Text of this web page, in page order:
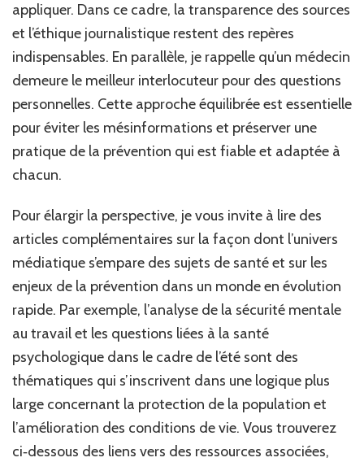
appliquer. Dans ce cadre, la transparence des sources
et l’éthique journalistique restent des repères
indispensables. En parallèle, je rappelle qu’un médecin
demeure le meilleur interlocuteur pour des questions
personnelles. Cette approche équilibrée est essentielle
pour éviter les mésinformations et préserver une
pratique de la prévention qui est fiable et adaptée à
chacun.
Pour élargir la perspective, je vous invite à lire des
articles complémentaires sur la façon dont l’univers
médiatique s’empare des sujets de santé et sur les
enjeux de la prévention dans un monde en évolution
rapide. Par exemple, l’analyse de la sécurité mentale
au travail et les questions liées à la santé
psychologique dans le cadre de l’été sont des
thématiques qui s’inscrivent dans une logique plus
large concernant la protection de la population et
l’amélioration des conditions de vie. Vous trouverez
ci‑dessous des liens vers des ressources associées,